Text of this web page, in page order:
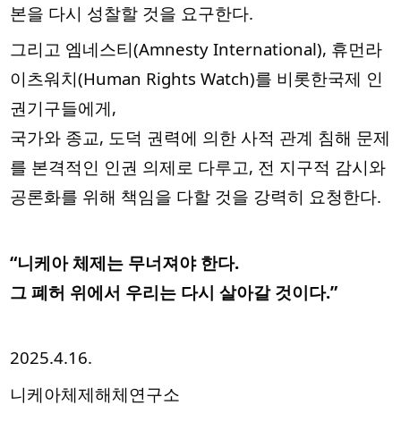
본을 다시 성찰할 것을 요구한다.
그리고 엠네스티(Amnesty International), 휴먼라
이츠워치(Human Rights Watch)를 비롯한국제 인
권기구들에게,
국가와 종교, 도덕 권력에 의한 사적 관계 침해 문제
를 본격적인 인권 의제로 다루고, 전 지구적 감시와
공론화를 위해 책임을 다할 것을 강력히 요청한다.
“니케아 체제는 무너져야 한다.
그 폐허 위에서 우리는 다시 살아갈 것이다.”
2025.4.16.
니케아체제해체연구소